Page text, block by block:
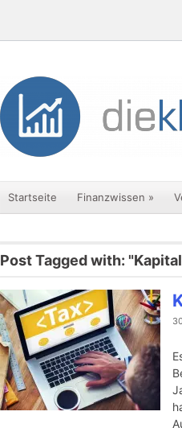
Startseite Finanzwissen »
Post Tagged with: